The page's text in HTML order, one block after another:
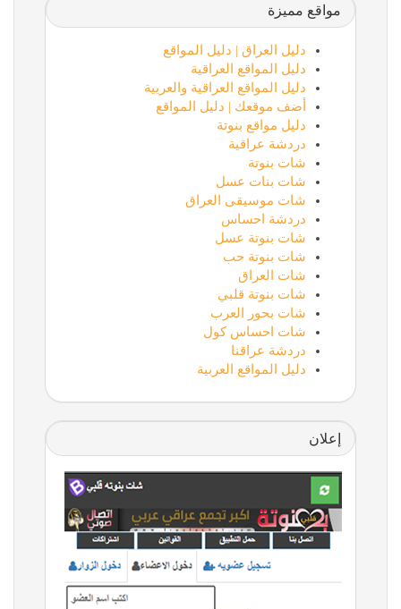
مواقع مميزة
دليل العراق | دليل المواقع
دليل المواقع العراقية
دليل المواقع العراقية والعربية
أضف موقعك | دليل المواقع
دليل مواقع بنوتة
دردشة عراقية
شات بنوتة
شات بنات عسل
شات موسيقى العراق
دردشة احساس
شات بنوتة عسل
شات بنوتة حب
شات العراق
شات بنوتة قلبي
شات بحور العرب
شات احساس كول
دردشة عراقنا
دليل المواقع العربية
إعلان